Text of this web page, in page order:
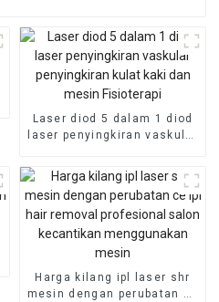
Laser diod 5 dalam 1 diod
laser penyingkiran vaskular
mesin Fisioterapi
Harga kilang ipl laser shr
mesin dengan perubatan ce